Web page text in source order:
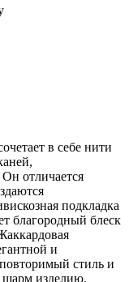
в себе нити
Он отличается
подкладка
благородный блеск
и
стиль и
шарм изделию.